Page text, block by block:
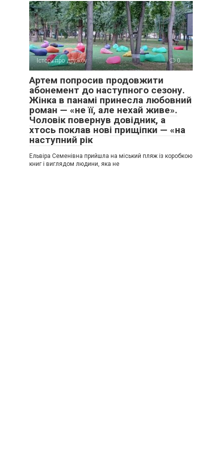
Історії про дружбу 0
Артем попросив продовжити
абонемент до наступного сезону.
Жінка в панамі принесла любовний
роман — «не її, але нехай живе».
Чоловік повернув довідник, а
хтось поклав нові прищіпки — «на
наступний рік
Ельвіра Семенівна прийшла на міський пляж із коробкою
книг і виглядом людини, яка не